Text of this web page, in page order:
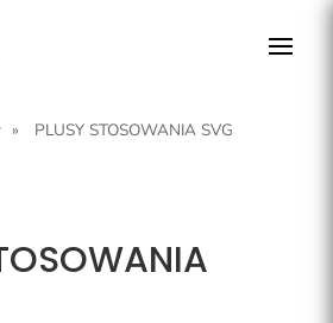
» PLUSY STOSOWANIA SVG